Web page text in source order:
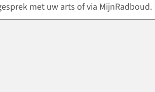
met uw arts of via MijnRadboud.